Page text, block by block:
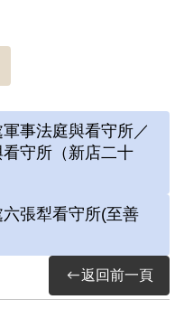
婉拒函授，決意
晚以牢房廁所門
涯。獄中囚禁於
牢獄中，房內六
，乃自稱「六大
及國際特赦組織
月，1976年刑滿
事法庭與看守所／
守所（新店二十
張犁看守所(至善
返回前一頁